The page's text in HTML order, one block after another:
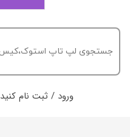
ورود / ثبت نام کنید
خروج از حساب کاربری